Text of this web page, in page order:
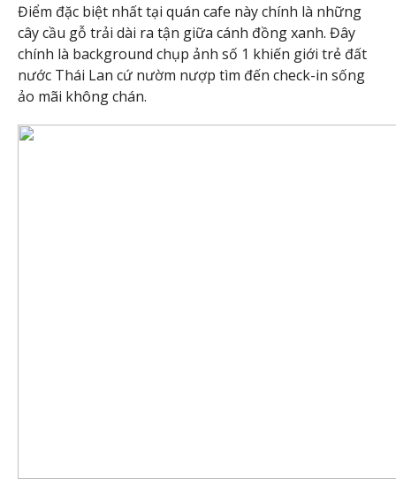
Điểm đặc biệt nhất tại quán cafe này chính là những
cây cầu gỗ trải dài ra tận giữa cánh đồng xanh. Đây
chính là background chụp ảnh số 1 khiến giới trẻ đất
nước Thái Lan cứ nườm nượp tìm đến check-in sống
ảo mãi không chán.